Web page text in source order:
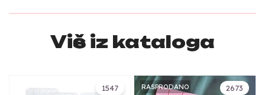
Više iz kataloga
1547 2673
RASPRODANO